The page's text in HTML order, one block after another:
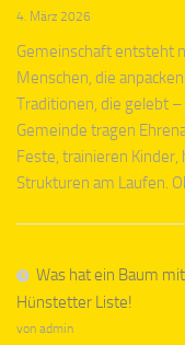
4. März 2026
Gemeinschaft entsteht
Menschen, die
Traditionen, die gelebt
Gemeinde tragen
Feste, trainieren
Strukturen am Laufen.
Was hat ein Baum
Hünstetter Liste!
von admin